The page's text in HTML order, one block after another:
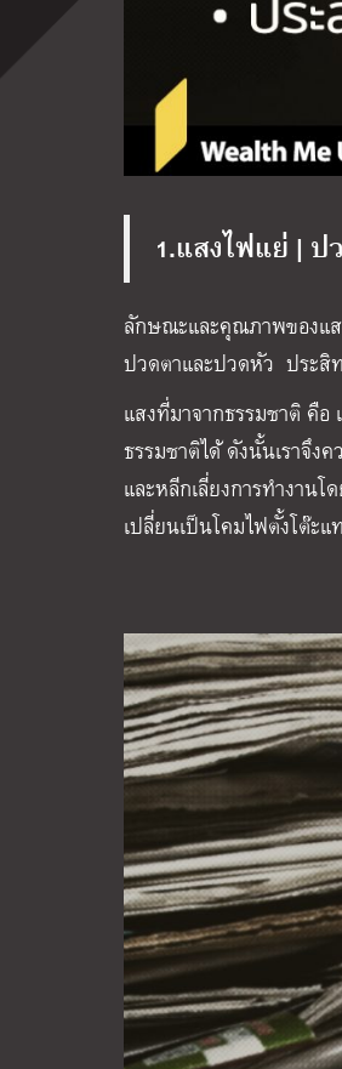
1.แสงไฟแย่ |
ลักษณะและคุณภาพของแส
ปวดตาและปวดหัว ประสิ
แสงที่มาจากธรรมชาติ คือ
ธรรมชาติได้ ดังนั้นเราจึง
และหลีกเลี่ยงการทำงาน
เปลี่ยนเป็นโคมไฟตั้งโต๊ะแ